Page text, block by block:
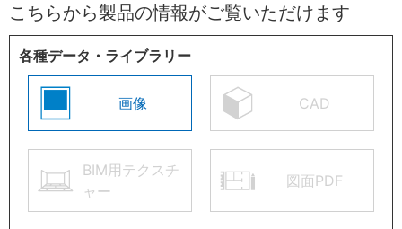
こちらから製品の情報がご覧いただけます
各種データ・ライブラリー
画像 CAD
BIM用テクスチ
ャー
図面PDF